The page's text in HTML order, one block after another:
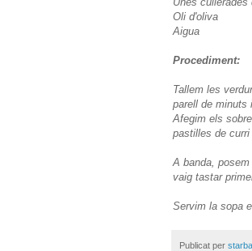
Oli d'oliva
Aigua
Procediment:
Tallem les
parell de minuts
Afegim els
pastilles de
A banda,
vaig tastar
Servim la sopa
Publicat per